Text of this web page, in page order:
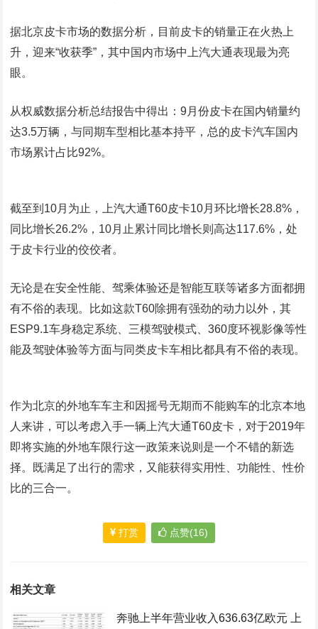
据北京皮卡市场的数据分析，目前皮卡的销量正在火热上
升，迎来“收获季”，其中国内市场中上汽大通表现最为亮
眼。
从权威数据分析总结报告中得出：9月份皮卡在国内销量约
达3.5万辆，与同期车型相比基本持平，总的皮卡汽车国内
市场累计占比92%。
截至到10月为止，上汽大通T60皮卡10月环比增长28.8%，
同比增长26.2%，10月止累计同比增长则高达117.6%，处
于皮卡行业的佼佼者。
无论是在安全性能、驾乘体验还是智能互联等诸多方面都拥
有不俗的表现。比如这款T60除拥有强劲的动力以外，其
ESP9.1车身稳定系统、三模驾驶模式、360度环视影像等性
能及驾驶体验等方面与同类皮卡车相比都具有不俗的表现。
作为北京的外地车车主和因摇号无期而不能购车的北京本地
人来讲，可以考虑入手一辆上汽大通T60皮卡，对于2019年
即将实施的外地车限行这一政策来说则是一个不错的新选
择。既满足了出行的需求，又能获得实用性、功能性、性价
比的三合一。
打赏 点赞(16)
相关文章
奔驰上半年营业收入636.63亿欧元 上